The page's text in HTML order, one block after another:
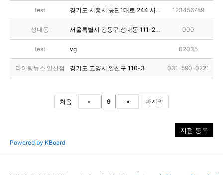
test 경기도 시흥시 공단1대로 244 시화유통상가 7동 101호 123456789
성내동 서울특별시 강동구 성내동 111-20 체리쉬가구 000
test vg 02035
라이팅뉴스 일산점 경기도 고양시 일산구 110-3 031-590-0221
처음 « 9 » 마지막
지점 등록
Powered by KBoard